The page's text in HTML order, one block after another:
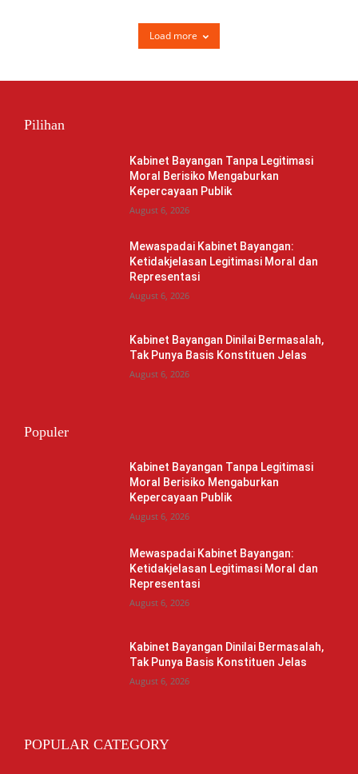
Load more
Pilihan
Kabinet Bayangan Tanpa Legitimasi
Moral Berisiko Mengaburkan
Kepercayaan Publik
August 6, 2026
Mewaspadai Kabinet Bayangan:
Ketidakjelasan Legitimasi Moral dan
Representasi
August 6, 2026
Kabinet Bayangan Dinilai Bermasalah,
Tak Punya Basis Konstituen Jelas
August 6, 2026
Populer
Kabinet Bayangan Tanpa Legitimasi
Moral Berisiko Mengaburkan
Kepercayaan Publik
August 6, 2026
Mewaspadai Kabinet Bayangan:
Ketidakjelasan Legitimasi Moral dan
Representasi
August 6, 2026
Kabinet Bayangan Dinilai Bermasalah,
Tak Punya Basis Konstituen Jelas
August 6, 2026
POPULAR CATEGORY